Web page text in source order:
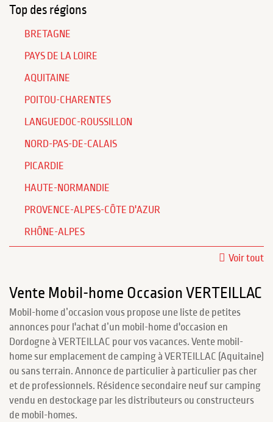
Top des régions
BRETAGNE
PAYS DE LA LOIRE
AQUITAINE
POITOU-CHARENTES
LANGUEDOC-ROUSSILLON
NORD-PAS-DE-CALAIS
PICARDIE
HAUTE-NORMANDIE
PROVENCE-ALPES-CÔTE D'AZUR
RHÔNE-ALPES
Voir tout
Vente Mobil-home Occasion VERTEILLAC
Mobil-home d’occasion vous propose une liste de petites
annonces pour l'achat d’un mobil-home d'occasion en
Dordogne à VERTEILLAC pour vos vacances. Vente mobil-
home sur emplacement de camping à VERTEILLAC (Aquitaine)
ou sans terrain. Annonce de particulier à particulier pas cher
et de professionnels. Résidence secondaire neuf sur camping
vendu en destockage par les distributeurs ou constructeurs
de mobil-homes.